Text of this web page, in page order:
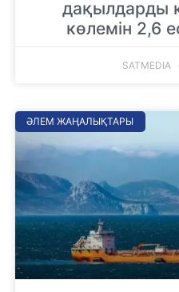
дақылдарды
көлемін 2,6
SATMEDIA
ӘЛЕМ ЖАҢАЛЫҚТАРЫ